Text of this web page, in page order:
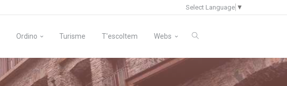
Select Language ▼
Ordino Turisme T'escoltem Webs